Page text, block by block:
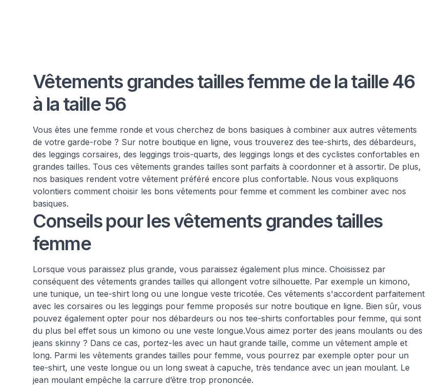
Vêtements grandes tailles femme de la taille 46
à la taille 56
Vous êtes une femme ronde et vous cherchez de bons basiques à combiner aux autres vêtements
de votre garde-robe ? Sur notre boutique en ligne, vous trouverez des tee-shirts, des débardeurs,
des leggings corsaires, des leggings trois-quarts, des leggings longs et des cyclistes confortables en
grandes tailles. Tous ces vêtements grandes tailles sont parfaits à coordonner et à assortir. De plus,
nos basiques rendent votre vêtement préféré encore plus confortable. Nous vous expliquons
volontiers comment choisir les bons vêtements pour femme et comment les combiner avec nos
basiques.
Conseils pour les vêtements grandes tailles
femme
Lorsque vous paraissez plus grande, vous paraissez également plus mince. Choisissez par
conséquent des vêtements grandes tailles qui allongent votre silhouette. Par exemple un kimono,
une tunique, un tee-shirt long ou une longue veste tricotée. Ces vêtements s'accordent parfaitement
avec les corsaires ou les leggings pour femme proposés sur notre boutique en ligne. Bien sûr, vous
pouvez également opter pour nos débardeurs ou nos tee-shirts confortables pour femme, qui sont
du plus bel effet sous un kimono ou une veste longue.Vous aimez porter des jeans moulants ou des
jeans skinny ? Dans ce cas, portez-les avec un haut grande taille, comme un vêtement ample et
long. Parmi les vêtements grandes tailles pour femme, vous pourrez par exemple opter pour un
tee-shirt, une veste longue ou un long sweat à capuche, très tendance avec un jean moulant. Le
jean moulant empêche la carrure d’être trop prononcée.